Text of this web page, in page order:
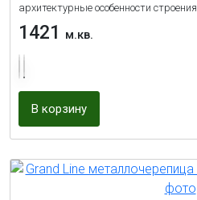
архитектурные особенности строения.
1421 м.кв.
В корзину